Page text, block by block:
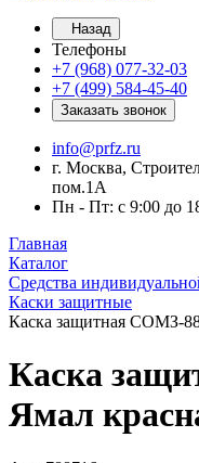
Назад
Телефоны
+7 (968) 077-32-03
+7 (499) 584-45-40
Заказать звонок
info@prfz.ru
г. Москва,
пом.1А
Пн - Пт: с 9:00 до
Главная
Каталог
Средства
Каски защитные
Каска защитная СОМЗ-
Каска
Ямал